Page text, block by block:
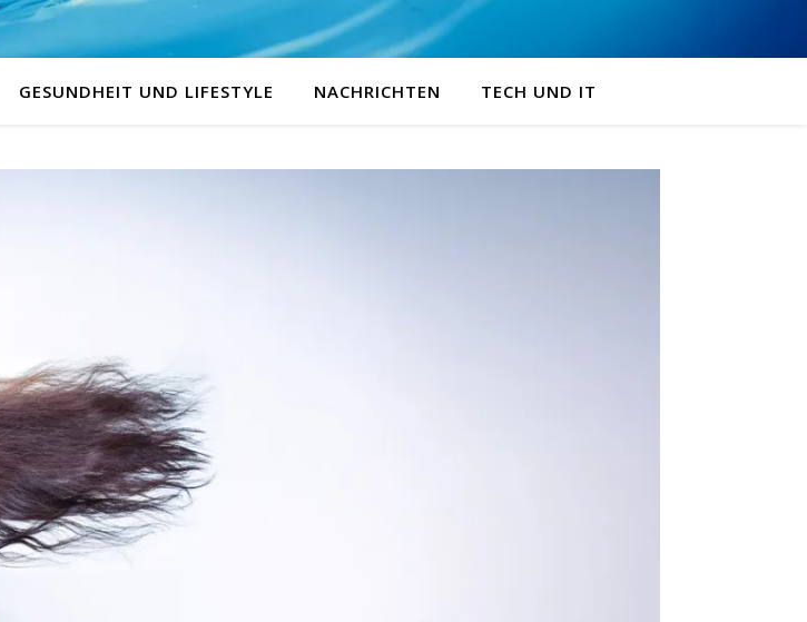
GESUNDHEIT UND LIFESTYLE NACHRICHTEN TECH UND IT